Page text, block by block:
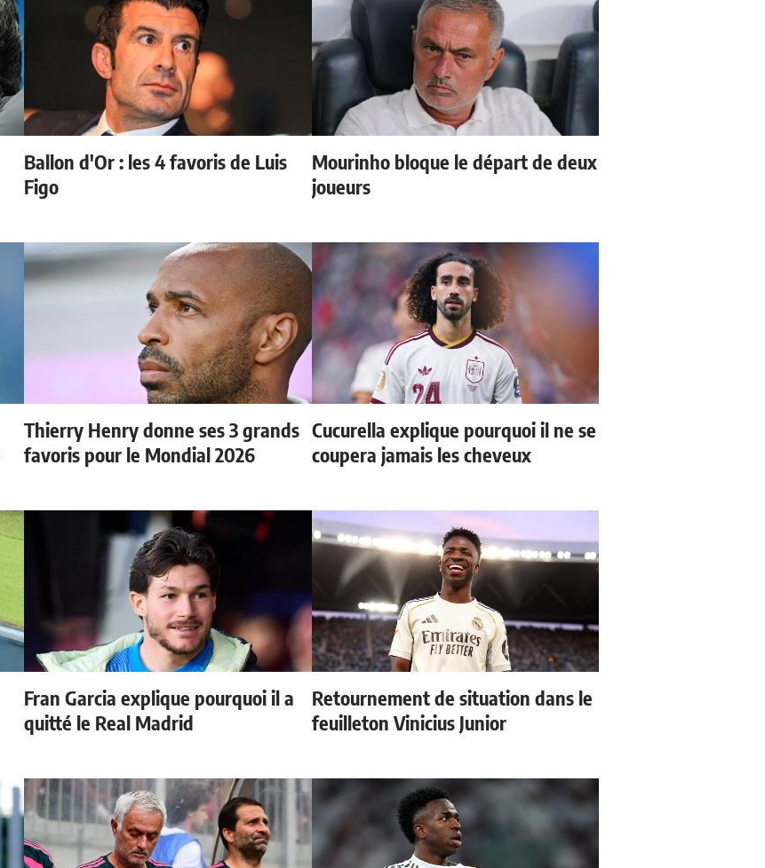
Ballon d'Or : les 4 favoris de Luis
Figo
Mourinho bloque le départ de deux
joueurs
Thierry Henry donne ses 3 grands
favoris pour le Mondial 2026
Cucurella explique pourquoi il ne se
coupera jamais les cheveux
Fran Garcia explique pourquoi il a
quitté le Real Madrid
Retournement de situation dans le
feuilleton Vinicius Junior